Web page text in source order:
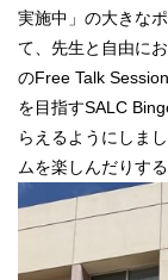
実施中」の大きな
て、先生と自由に
のFree Talk
を目指すSALC
らえるようにしま
ムを楽しんだりす